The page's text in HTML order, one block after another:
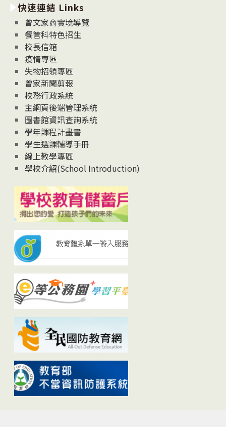
消
息
News
快速連結 Links
曾文家商實境導覽
餐管科特色招生
校長信箱
疫情專區
失物招領專區
曾家新聞剪報
校務行政系統
主網頁後端管理系統
圖書館資訊查詢系統
學年課程計畫書
學生選課輔導手冊
線上教學專區
學校介紹(School Introduction)